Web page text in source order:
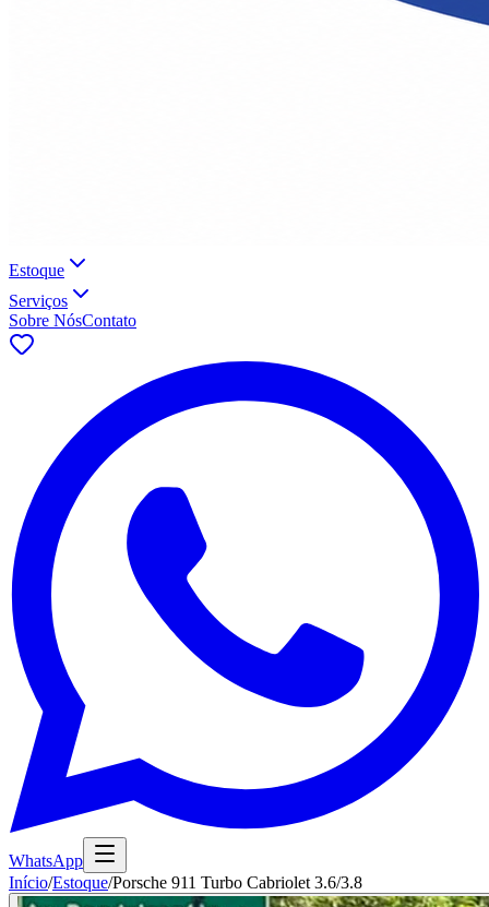
Estoque
Serviços
Sobre NósContato
WhatsApp
Início/Estoque/Porsche 911 Turbo Cabriolet 3.6/3.8